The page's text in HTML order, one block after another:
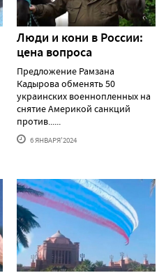
Люди и кони в России:
цена вопроса
Предложение Рамзана
Кадырова обменять 50
украинских военнопленных на
снятие Америкой санкций
против......
6 ЯНВАРЯ'2024